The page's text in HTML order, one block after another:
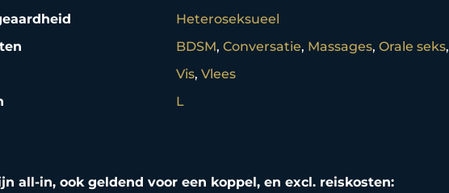
Heteroseksueel
BDSM, Conversatie, Massages, Orale seks,
Vis, Vlees
L
all-in, ook geldend voor een koppel, en excl. reiskosten: